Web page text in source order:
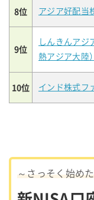
8位 アジア好配当
9位
しんきんアジ
熱アジア大陸）
10位 インド株式フ
～さっそく始め